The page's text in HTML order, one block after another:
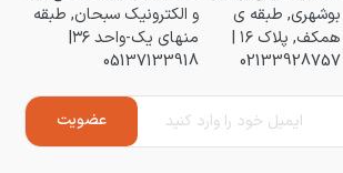
بوشهری, طبقه ی
همکف, پلاک ۱۶ |
02133928757
و الکترونیک سبحان, طبقه
منهای یک-واحد ۳۶|
05137133918